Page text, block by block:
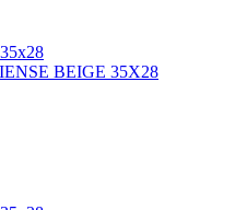
BEIGE 35X28